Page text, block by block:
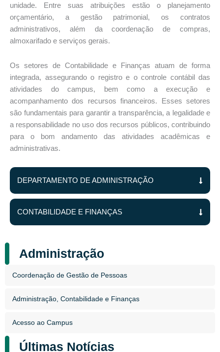
unidade. Entre suas atribuições estão o planejamento
orçamentário, a gestão patrimonial, os contratos
administrativos, além da coordenação de compras,
almoxarifado e serviços gerais.
Os setores de Contabilidade e Finanças atuam de forma
integrada, assegurando o registro e o controle contábil das
atividades do campus, bem como a execução e
acompanhamento dos recursos financeiros. Esses setores
são fundamentais para garantir a transparência, a legalidade e
a responsabilidade no uso dos recursos públicos, contribuindo
para o bom andamento das atividades acadêmicas e
administrativas.
DEPARTAMENTO DE ADMINISTRAÇÃO
CONTABILIDADE E FINANÇAS
Administração
Coordenação de Gestão de Pessoas
Administração, Contabilidade e Finanças
Acesso ao Campus
Últimas Notícias